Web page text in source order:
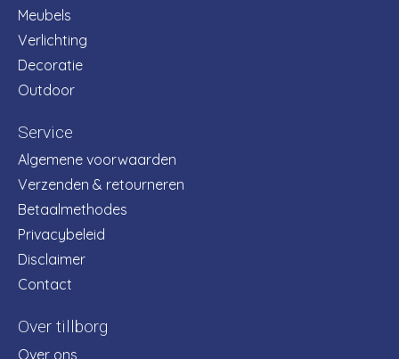
Meubels
Verlichting
Decoratie
Outdoor
Service
Algemene voorwaarden
Verzenden & retourneren
Betaalmethodes
Privacybeleid
Disclaimer
Contact
Over tillborg
Over ons